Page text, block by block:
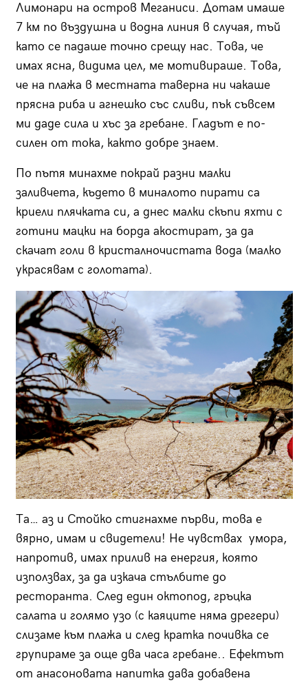
Лимонари на остров Меганиси. Дотам имаше
7 км по въздушна и водна линия в случая, тъй
като се падаше точно срещу нас. Това, че
имах ясна, видима цел, ме мотивираше. Това,
че на плажа в местната таверна ни чакаше
прясна риба и агнешко със сливи, пък съвсем
ми даде сила и хъс за гребане. Гладът е по-
силен от тока, както добре знаем.
По пътя минахме покрай разни малки
заливчета, където в миналото пирати са
криели плячката си, а днес малки скъпи яхти с
готини мацки на борда акостират, за да
скачат голи в кристалночистата вода (малко
украсявам с голотата).
Та… аз и Стойко стигнахме първи, това е
вярно, имам и свидетели! Не чувствах умора,
напротив, имах прилив на енергия, която
използвах, за да изкача стълбите до
ресторанта. След един октопод, гръцка
салата и голямо узо (с каяците няма дрегери)
слизаме към плажа и след кратка почивка се
групираме за още два часа гребане.. Ефектът
от анасоновата напитка дава добавена